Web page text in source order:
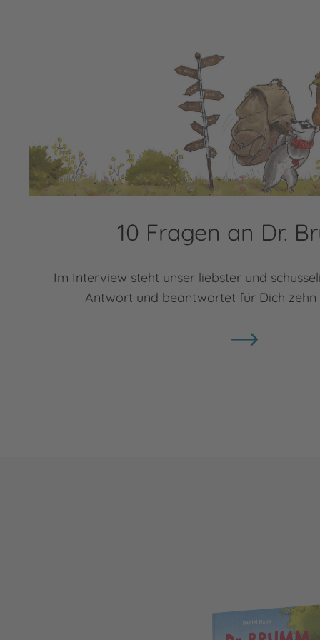
10 Fragen an Dr.
Im Interview steht unser liebster und
Antwort und beantwortet für Dich zehn